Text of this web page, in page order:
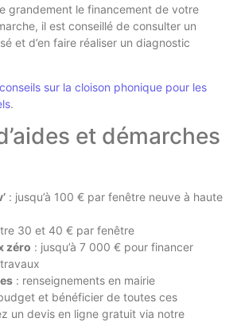
grandement le financement de votre
il est conseillé de consulter un
et d’en faire réaliser un diagnostic
sur la cloison phonique pour les
.
et démarches
: jusqu’à 100 € par fenêtre neuve à haute
30 et 40 € par fenêtre
zéro : jusqu’à 7 000 € pour financer
: renseignements en mairie
et bénéficier de toutes ces
un devis en ligne gratuit via notre